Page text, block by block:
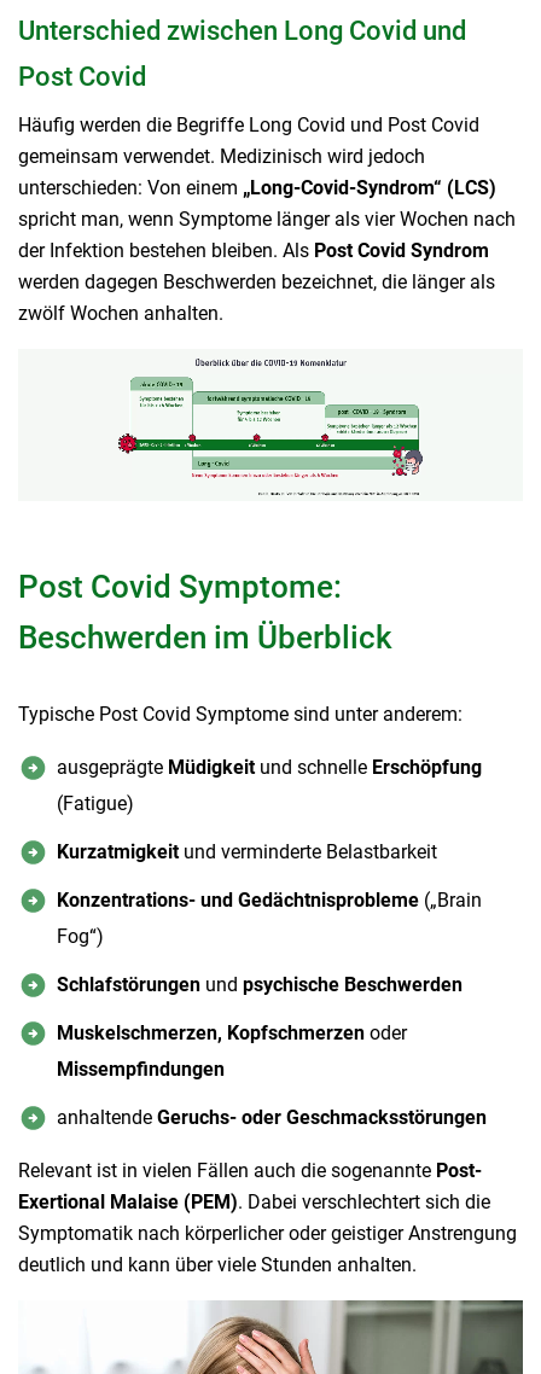
Unterschied zwischen Long Covid und
Post Covid
Häufig werden die Begriffe Long Covid und Post Covid
gemeinsam verwendet. Medizinisch wird jedoch
unterschieden: Von einem „Long-Covid-Syndrom“ (LCS)
spricht man, wenn Symptome länger als vier Wochen nach
der Infektion bestehen bleiben. Als Post Covid Syndrom
werden dagegen Beschwerden bezeichnet, die länger als
zwölf Wochen anhalten.
Post Covid Symptome:
Beschwerden im Überblick
Typische Post Covid Symptome sind unter anderem:
ausgeprägte Müdigkeitund schnelle Erschöpfung
(Fatigue)
Kurzatmigkeit und verminderte Belastbarkeit
Konzentrations- und Gedächtnisprobleme („Brain
Fog“)
Schlafstörungen und psychische Beschwerden
Muskelschmerzen, Kopfschmerzen oder
Missempfindungen
anhaltende Geruchs- oder Geschmacksstörungen
Relevant ist in vielen Fällen auch die sogenannte Post-
Exertional Malaise (PEM). Dabei verschlechtert sich die
Symptomatik nach körperlicher oder geistiger Anstrengung
deutlich und kann über viele Stunden anhalten.